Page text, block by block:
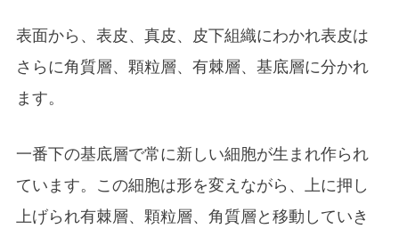
表面から、表皮、真皮、皮下組織にわかれ表皮は
さらに角質層、顆粒層、有棘層、基底層に分かれ
ます。
一番下の基底層で常に新しい細胞が生まれ作られ
ています。この細胞は形を変えながら、上に押し
上げられ有棘層、顆粒層、角質層と移動していき